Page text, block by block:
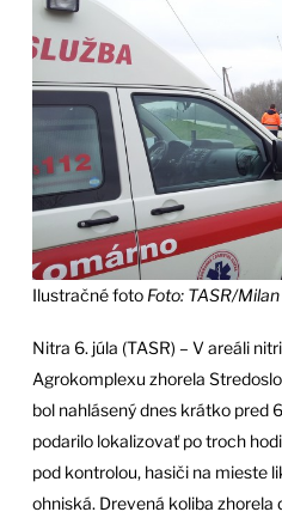
Ilustračné foto Foto: TASR/
Nitra 6. júla (TASR) – V areáli
Agrokomplexu zhorela
bol nahlásený dnes krátko pred
podarilo lokalizovať po troch
pod kontrolou, hasiči na mieste
ohniská. Drevená koliba zhorela